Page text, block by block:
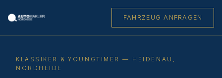
FAHRZEUG ANFRAGEN
KLASSIKER & YOUNGTIMER — HEIDENAU,
NORDHEIDE